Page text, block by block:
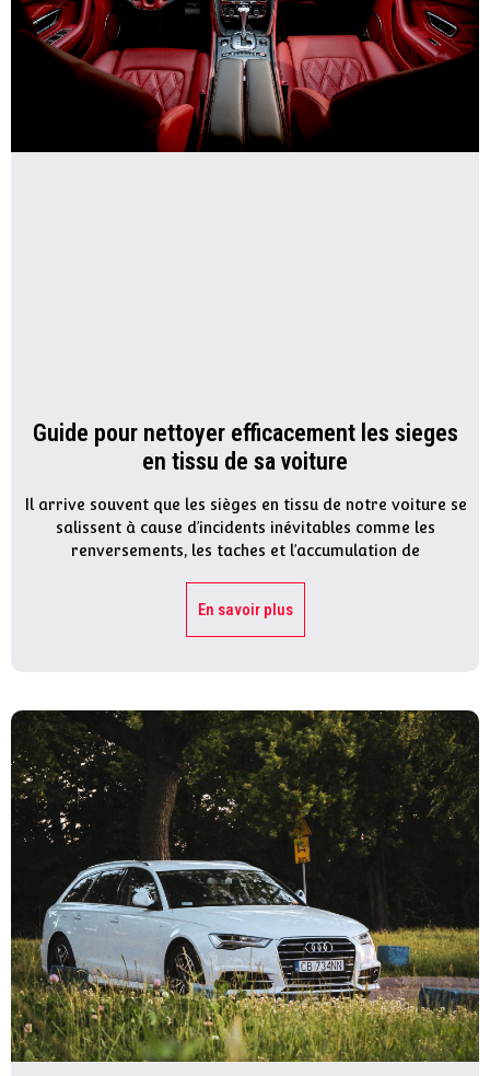
Guide pour nettoyer efficacement les sieges
en tissu de sa voiture
Il arrive souvent que les sièges en tissu de notre voiture se
salissent à cause d’incidents inévitables comme les
renversements, les taches et l’accumulation de
En savoir plus